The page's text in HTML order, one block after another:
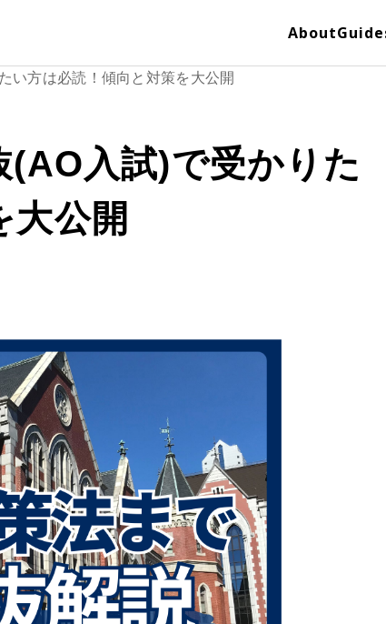
About
い方は必読！傾向と対策を大公開
(AO入試)で受かりた
大公開